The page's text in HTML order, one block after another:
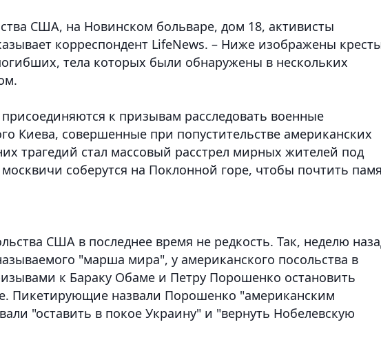
США, на Новинском больваре, дом 18, активисты
корреспондент LifeNews. – Ниже изображены
тела которых были обнаружены в нескольких
к призывам расследовать военные
Киева, совершенные при попустительстве американских
трагедий стал массовый расстрел мирных жителей под
соберутся на Поклонной горе, чтобы почтить
США в последнее время не редкость. Так, неделю
"марша мира", у американского посольства в
к Бараку Обаме и Петру Порошенко остановить
Пикетирующие назвали Порошенко "американским
"оставить в покое Украину" и "вернуть Нобелевскую